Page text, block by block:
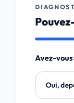
Avez-
Oui,